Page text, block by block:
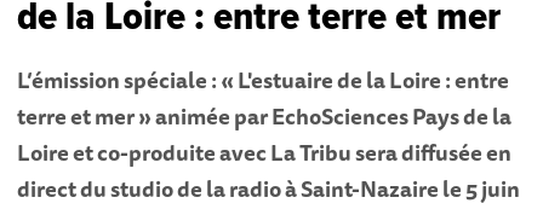
de la Loire : entre terre et mer
L’émission spéciale : « L'estuaire de la Loire : entre
terre et mer » animée par EchoSciences Pays de la
Loire et co-produite avec La Tribu sera diffuséeen
direct du studio de la radio à Saint-Nazaire le 5 juin